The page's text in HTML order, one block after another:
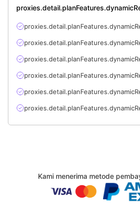
Kami menerima metode